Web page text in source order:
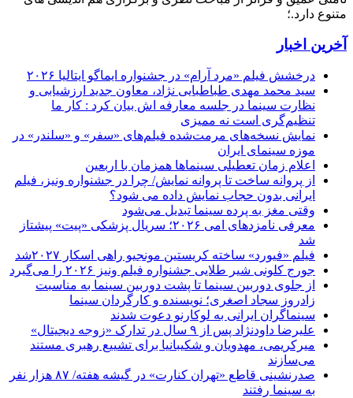
متنوع دارد.؛
آخرین اخبار
درخشش فیلم «مرد آرام» در جشنواره ایماگو ایتالیا ۲۰۲۶
سید محمد مهدی طباطبایی نژاد، معاون جدید ارزشیابی و
نظارت سینما در جلسه معارفه اش بیان کرد : کار ما
تنظیم‌گری است نه ممیزی
نمایش نسخه‌های مرمت‌شده فیلم‌های «سفر» و «سلندر» در
موزه سینمای ایران
اعلام زمان تعطیلی سینماها همزمان با اربعین
از پروانه ساخت تا پروانه نمایش/ چرا در جشنواره ونیز، فیلم
ایرانی بدون حجاب نمایش داده می شود؟
وقتی مغز به پرده سینما تبدیل می‌شود
معرفی نامزدهای امی ۲۰۲۶؛ سریال پزشکی «پیت» پیشتاز
شد
فیلم «فیورد» ساخته کریستین مونجیو راهی اسکار ۲۰۲۷شد
جورج کلونی شیر طلایی جشنواره فیلم ونیز ۲۰۲۶ را می‌گیرد
از جلوی دوربین سینما تا پشت دوربین سینما به مناسبت
زادروز سجاد اصغری؛ نویسنده و کارگردان سینما
سینماگران ایرانی به لوکارنو دعوت شدند
علیرضا داودنژاد پس از ۹ سال در تدارک «زوجه دیجیتال»
میرکریمی، مهدویان و شکیبانیا برای تشییع رهبری مستند
می‌سازند
صدرنشینی قاطع «تهران کنارت» در گیشه هفته/ ۸۷ هزار نفر
به سینما رفتند